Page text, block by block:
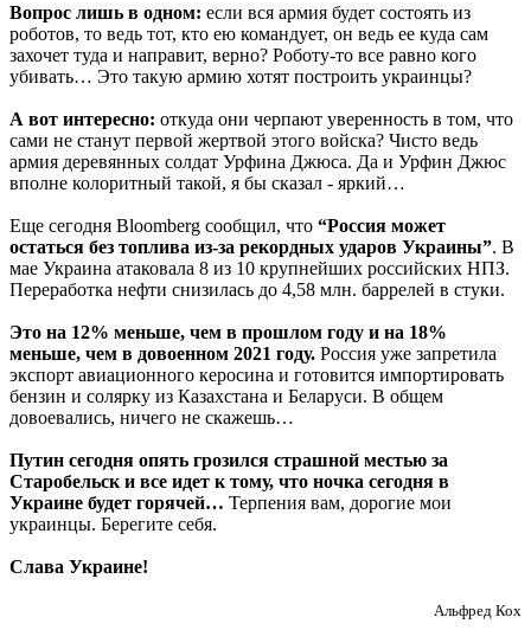
Вопрос лишь в одном: если вся армия будет состоять из
роботов, то ведь тот, кто ею командует, он ведь ее куда сам
захочет туда и направит, верно? Роботу-то все равно кого
убивать… Это такую армию хотят построить украинцы?
А вот интересно: откуда они черпают уверенность в том, что
сами не станут первой жертвой этого войска? Чисто ведь
армия деревянных солдат Урфина Джюса. Да и Урфин Джюс
вполне колоритный такой, я бы сказал - яркий…
Еще сегодня Bloomberg сообщил, что “Россия может
остаться без топлива из-за рекордных ударов Украины”. В
мае Украина атаковала 8 из 10 крупнейших российских НПЗ.
Переработка нефти снизилась до 4,58 млн. баррелей в стуки.
Это на 12% меньше, чем в прошлом году и на 18%
меньше, чем в довоенном 2021 году. Россия уже запретила
экспорт авиационного керосина и готовится импортировать
бензин и солярку из Казахстана и Беларуси. В общем
довоевались, ничего не скажешь…
Путин сегодня опять грозился страшной местью за
Старобельск и все идет к тому, что ночка сегодня в
Украине будет горячей… Терпения вам, дорогие мои
украинцы. Берегите себя.
Слава Украине!
Альфред Кох